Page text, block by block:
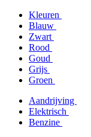
Kleuren
Blauw
Zwart
Rood
Goud
Grijs
Groen
Aandrijving
Elektrisch
Benzine